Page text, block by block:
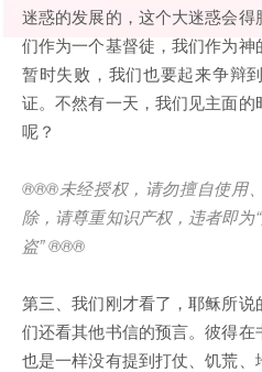
迷惑的发展的，这个大迷惑会
们作为一个基督徒，我们作为
暂时失败，我们也要起来争辩
证。不然有一天，我们见主面
呢？
®®®未经授权，请勿擅自使用
除，请尊重知识产权，违者即为“
盗” ®®®
第三、我们刚才看了，耶稣所
们还看其他书信的预言。彼得
也是一样没有提到打仗、饥荒